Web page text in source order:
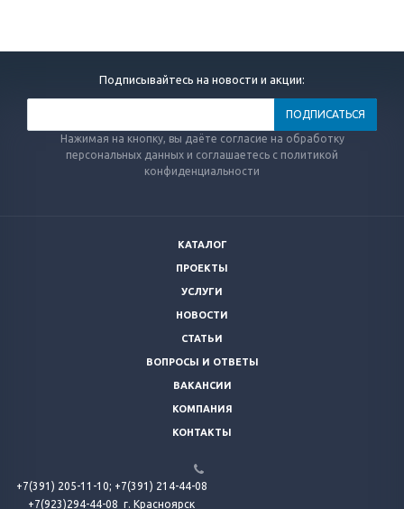
Подписывайтесь на новости и акции:
Нажимая на кнопку, вы даёте согласие на обработку
персональных данных и соглашаетесь с политикой
конфиденциальности
КАТАЛОГ
ПРОЕКТЫ
УСЛУГИ
НОВОСТИ
СТАТЬИ
ВОПРОСЫ И ОТВЕТЫ
ВАКАНСИИ
КОМПАНИЯ
КОНТАКТЫ
+7(391) 205-11-10; +7(391) 214-44-08
+7(923)294-44-08 г. Красноярск